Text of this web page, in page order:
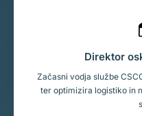
Direktor
Začasni vodja službe
ter optimizira logistiko in